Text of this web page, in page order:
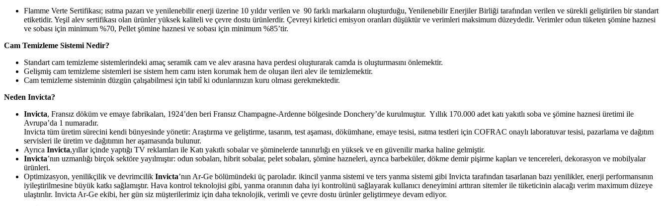
Flamme Verte Sertifikası; ısıtma pazarı ve yenilenebilir enerji üzerine 10 yıldır verilen ve 90 farklı markaların oluşturduğu, Yenilenebilir Enerjiler Birliği tarafından verilen ve sürekli geliştirilen bir standart
etiketidir. Yeşil alev sertifikası olan ürünler yüksek kaliteli ve çevre dostu ürünlerdir. Çevreyi kirletici emisyon oranları düşüktür ve verimleri maksimum düzeydedir. Verimler odun tüketen şömine haznesi
ve sobası için minimum %70, Pellet şömine haznesi ve sobası için minimum %85’tir.
Cam Temizleme Sistemi Nedir?
Standart cam temizleme sistemlerindeki amaç seramik cam ve alev arasına hava perdesi oluşturarak camda is oluşturmasını önlemektir.
Gelişmiş cam temizleme sistemleri ise sistem hem camı isten korumak hem de oluşan ileri alev ile temizlemektir.
Cam temizleme sisteminin düzgün çalışabilmesi için tabiî ki odunlarınızın kuru olması gerekmektedir.
Neden Invicta?
Invicta, Fransız döküm ve emaye fabrikaları, 1924’den beri Fransız Champagne-Ardenne bölgesinde Donchery’de kurulmuştur. Yıllık 170.000 adet katı yakıtlı soba ve şömine haznesi üretimi ile
Avrupa’da 1 numaradır.
Invicta tüm üretim sürecini kendi bünyesinde yönetir: Araştırma ve geliştirme, tasarım, test aşaması, dökümhane, emaye tesisi, ısıtma testleri için COFRAC onaylı laboratuvar tesisi, pazarlama ve dağıtım
servisleri ile üretim ve dağıtımın her aşamasında bulunur.
Ayrıca Invicta,yıllar içinde yaptığı TV reklamları ile Katı yakıtlı sobalar ve şöminelerde tanınırlığı en yüksek ve en güvenilir marka haline gelmiştir.
Invicta’nın uzmanlığı birçok sektöre yayılmıştır: odun sobaları, hibrit sobalar, pelet sobaları, şömine hazneleri, ayrıca barbeküler, dökme demir pişirme kapları ve tencereleri, dekorasyon ve mobilyalar
ürünleri.
Optimizasyon, yenilikçilik ve devrimcilik Invicta’nın Ar-Ge bölümündeki üç paroladır. ikincil yanma sistemi ve ters yanma sistemi gibi Invicta tarafından tasarlanan bazı yenilikler, enerji performansının
iyileştirilmesine büyük katkı sağlamıştır. Hava kontrol teknolojisi gibi, yanma oranının daha iyi kontrolünü sağlayarak kullanıcı deneyimini arttıran sitemler ile tüketicinin alacağı verim maximum düzeye
ulaştırılır. Invicta Ar-Ge ekibi, her gün siz müşterilerimiz için daha teknolojik, verimli ve çevre dostu ürünler geliştirmeye devam ediyor.